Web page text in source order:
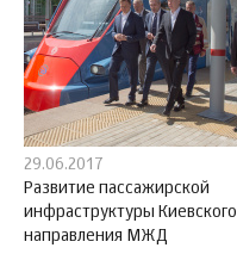
29.06.2017
Развитие пассажирской
инфраструктуры Киевского
направления МЖД